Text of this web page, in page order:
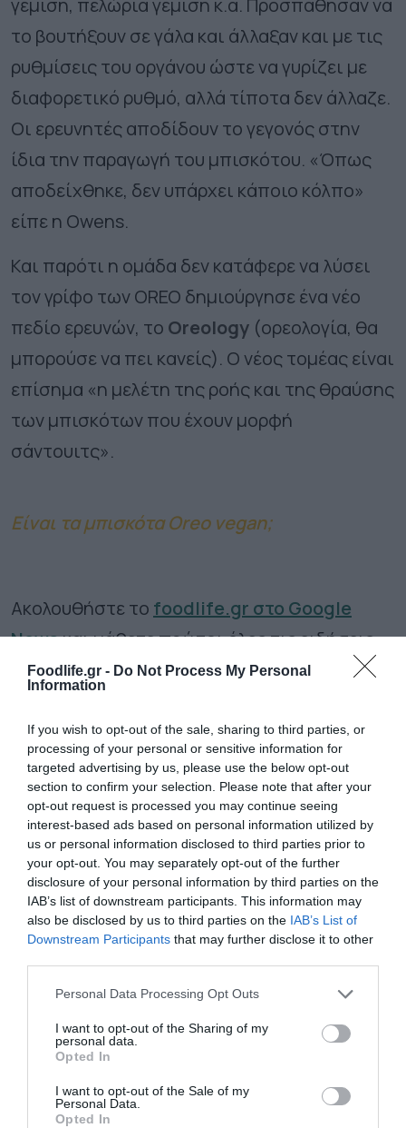
Foodlife.gr - Do Not Process My Personal
Information
If you wish to opt-out of the sale, sharing to third parties, or
processing of your personal or sensitive information for
targeted advertising by us, please use the below opt-out
section to confirm your selection. Please note that after your
opt-out request is processed you may continue seeing
interest-based ads based on personal information utilized by
us or personal information disclosed to third parties prior to
your opt-out. You may separately opt-out of the further
disclosure of your personal information by third parties on the
IAB’s list of downstream participants. This information may
also be disclosed by us to third parties on the IAB’s List of
Downstream Participants that may further disclose it to other
Please note that this website/app uses one or more Google
not limited to your visit or usage behaviour. You may click to
grant or deny consent to Google and its third-party tags to
use your data for below specified purposes in below Google
consent section.
Personal Data Processing Opt Outs
I want to opt-out of the Sharing of my
personal data.
Opted In
I want to opt-out of the Sale of my
Personal Data.
Opted In
γέμιση, πελώρια γέμιση κ.α. Προσπάθησαν να
το βουτήξουν σε γάλα και άλλαξαν και με τις
ρυθμίσεις του οργάνου ώστε να γυρίζει με
διαφορετικό ρυθμό, αλλά τίποτα δεν άλλαζε.
Οι ερευνητές αποδίδουν το γεγονός στην
ίδια την παραγωγή του μπισκότου. «Όπως
αποδείχθηκε, δεν υπάρχει κάποιο κόλπο»
είπε η Owens.
Και παρότι η ομάδα δεν κατάφερε να λύσει
τον γρίφο των OREO δημιούργησε ένα νέο
πεδίο ερευνών, το Oreology (ορεολογία, θα
μπορούσε να πει κανείς). Ο νέος τομέας είναι
επίσημα «η μελέτη της ροής και της θραύσης
των μπισκότων που έχουν μορφή
σάντουιτς».
Είναι τα μπισκότα Oreo vegan;
Ακολουθήστε το foodlife.gr στο Google
Newsκαι μάθετε πρώτοι όλες τις ειδήσεις
ΠΕΡΙΣΣΟΤΕΡA
03.08.2026
Το «τρικ» για να γεμίσετε εύκολα τις
παγοθήκες με νερό